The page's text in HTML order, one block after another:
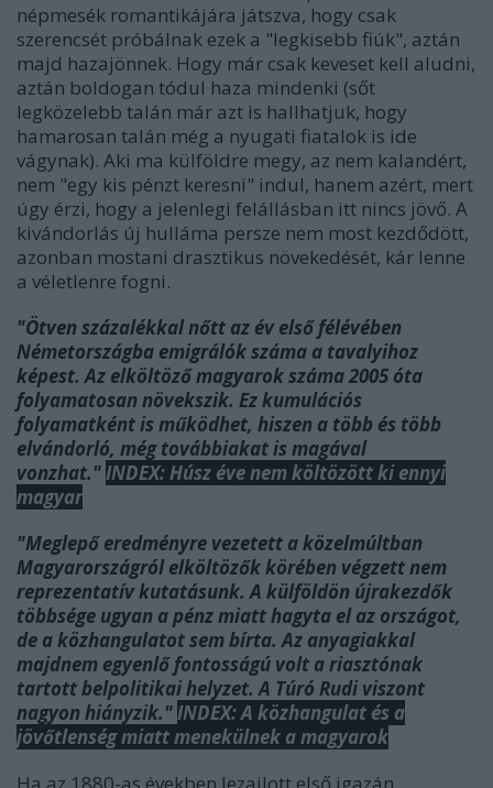
népmesék romantikájára játszva, hogy csak
szerencsét próbálnak ezek a "legkisebb fiúk", aztán
majd hazajönnek. Hogy már csak keveset kell aludni,
aztán boldogan tódul haza mindenki (sőt
legközelebb talán már azt is hallhatjuk, hogy
hamarosan talán még a nyugati fiatalok is ide
vágynak). Aki ma külföldre megy, az nem kalandért,
nem "egy kis pénzt keresni" indul, hanem azért, mert
úgy érzi, hogy a jelenlegi felállásban itt nincs jövő. A
kivándorlás új hulláma persze nem most kezdődött,
azonban mostani drasztikus növekedését, kár lenne
a véletlenre fogni.
"Ötven százalékkal nőtt az év első félévében
Németországba emigrálók száma a tavalyihoz
képest. Az elköltöző magyarok száma 2005 óta
folyamatosan növekszik. Ez kumulációs
folyamatként is működhet, hiszen a több és több
elvándorló, még továbbiakat is magával
vonzhat."INDEX: Húsz éve nem költözött ki ennyi
magyar
"Meglepő eredményre vezetett a közelmúltban
Magyarországról elköltözők körében végzett nem
reprezentatív kutatásunk. A külföldön újrakezdők
többsége ugyan a pénz miatt hagyta el az országot,
de a közhangulatot sem bírta. Az anyagiakkal
majdnem egyenlő fontosságú volt a riasztónak
tartott belpolitikai helyzet. A Túró Rudi viszont
nagyon hiányzik."INDEX: A közhangulat és a
jövőtlenség miatt menekülnek a magyarok